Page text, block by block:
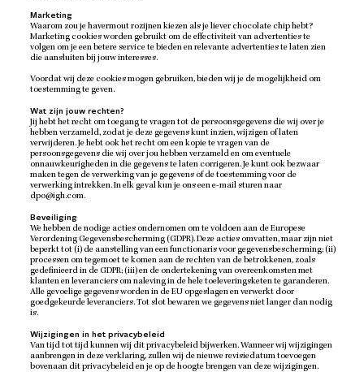
Marketing
Waarom zou je havermout rozijnen kiezen als je liever chocolate chip hebt?
Marketing cookies worden gebruikt om de effectiviteit van advertenties te
volgen om je een betere service te bieden en relevante advertenties te laten zien
die aansluiten bij jouw interesses.
Voordat wij deze cookies mogen gebruiken, bieden wij je de mogelijkheid om
toestemming te geven.
Wat zijn jouw rechten?
Jij hebt het recht om toegang te vragen tot de persoonsgegevens die wij over je
hebben verzameld, zodat je deze gegevens kunt inzien, wijzigen of laten
verwijderen. Je hebt ook het recht om een kopie te vragen van de
persoonsgegevens die wij over jou hebben verzameld en om eventuele
onnauwkeurigheden in die gegevens te laten corrigeren. Je kunt ook bezwaar
maken tegen de verwerking van je gegevens of de toestemming voor de
verwerking intrekken. In elk geval kun je ons een e-mail sturen naar
dpo@igh.com.
Beveiliging
We hebben de nodige acties ondernomen om te voldoen aan de Europese
Verordening Gegevensbescherming (GDPR). Deze acties omvatten, maar zijn niet
beperkt tot (i) de aanstelling van een functionaris voor gegevensbescherming; (ii)
processen om tegemoet te komen aan de rechten van de betrokkenen, zoals
gedefinieerd in de GDPR; (iii) en de ondertekening van overeenkomsten met
klanten en leveranciers om naleving in de hele toeleveringsketen te garanderen.
Alle gevoelige gegevens worden in de EU opgeslagen en verwerkt door
goedgekeurde leveranciers. Tot slot bewaren we gegevens niet langer dan nodig
is.
Wijzigingen in het privacybeleid
Van tijd tot tijd kunnen wij dit privacybeleid bijwerken. Wanneer wij wijzigingen
aanbrengen in deze verklaring, zullen wij de nieuwe revisiedatum toevoegen
bovenaan dit privacybeleid en je op de hoogte brengen van deze wijzigingen.